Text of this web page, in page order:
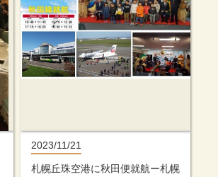
2023/11/21
札幌丘珠空港に秋田便就航ー札幌